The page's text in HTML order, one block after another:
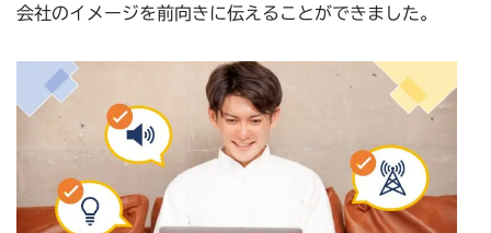
会社のイメージを前向きに伝えることができました。